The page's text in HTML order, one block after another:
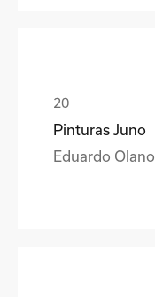
Pinturas Juno
Eduardo Olano